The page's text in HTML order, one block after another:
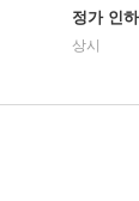
정가 인
상시